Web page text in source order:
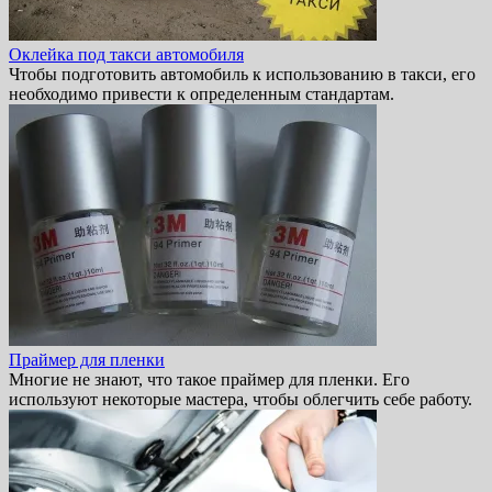
Оклейка под такси автомобиля
Чтобы подготовить автомобиль к использованию в такси, его
необходимо привести к определенным стандартам.
Праймер для пленки
Многие не знают, что такое праймер для пленки. Его
используют некоторые мастера, чтобы облегчить себе работу.